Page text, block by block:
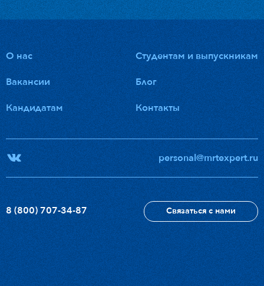
Отправить резюме
8 (800) 707-34-87
О нас
Вакансии
Кандидатам
Студентам и выпускникам
Блог
Контакты
personal@mrtexpert.ru
8 (800) 707-34-87 Связаться с нами